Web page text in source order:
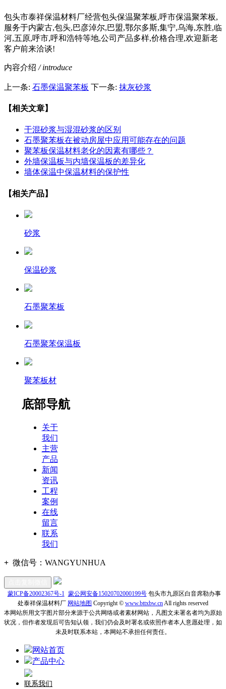
包头市泰祥保温材料厂经营包头保温聚苯板,呼市保温聚苯板,
服务于内蒙古,包头,巴彦淖尔,巴盟,鄂尔多斯,集宁,乌海,东胜,临
河,五原,呼市,呼和浩特等地,公司产品多样,价格合理,欢迎新老
客户前来洽谈!
内容介绍 / introduce
上一条: 石墨保温聚苯板 下一条: 抹灰砂浆
【相关文章】
干混砂浆与湿混砂浆的区别
石墨聚苯板在被动房屋中应用可能存在的问题
聚苯板保温材料老化的因素有哪些？
外墙保温板与内墙保温板的差异化
墙体保温中保温材料的保护性
【相关产品】
砂浆
保温砂浆
石墨聚苯板
石墨聚苯保温板
聚苯板材
底部导航
关于
我们
主营
产品
新闻
资讯
工程
案例
在线
留言
联系
我们
+ 微信号： WANGYUNHUA
蒙ICP备20002367号-1 蒙公网安备15020702000199号包头市九原区白音席勒办事
处泰祥保温材料厂 网站地图 Copyright © www.bttxbw.cn All rights reserved
本网站所用文字图片部分来源于公共网络或者素材网站，凡图文未署名者均为原始
状况，但作者发现后可告知认领，我们仍会及时署名或依照作者本人意愿处理，如
未及时联系本站，本网站不承担任何责任。
网站首页
产品中心
联系我们